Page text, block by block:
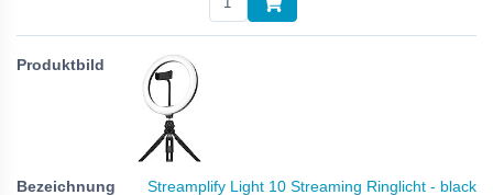
Streamplify Light 10 Streaming Ringlicht - black